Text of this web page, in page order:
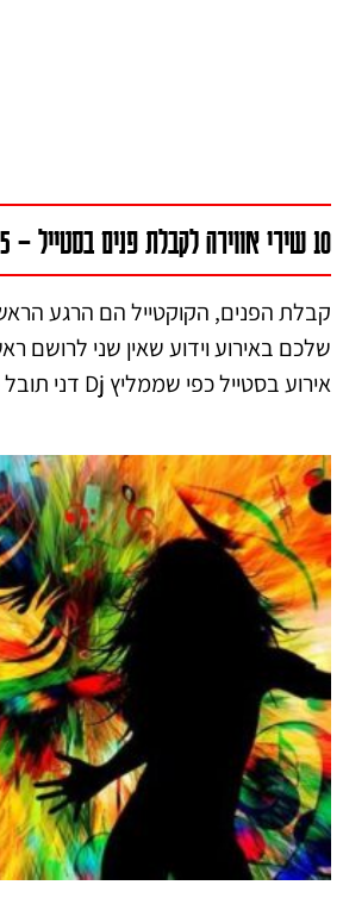
10 שירי אווירה לקבלת פנים בסטייל – 2025 \ דני תובל
קבלת הפנים, הקוקטייל הם הרגע
שלכם באירוע וידוע שאין שני לרושם
אירוע בסטייל כפי שממליץ Dj דני תובל Poolside